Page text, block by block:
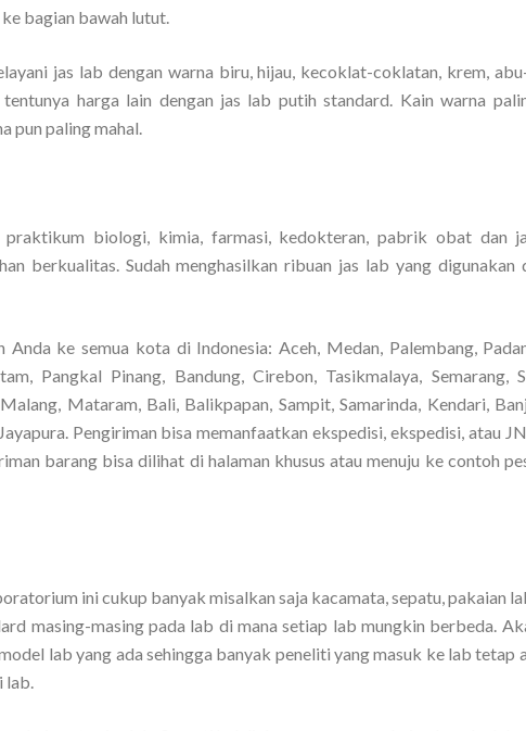
bagian bawah lutut.
jas lab dengan warna biru, hijau, kecoklat-coklatan, krem,
harga lain dengan jas lab putih standard. Kain warna
pun paling mahal.
biologi, kimia, farmasi, kedokteran, pabrik obat dan
berkualitas. Sudah menghasilkan ribuan jas lab yang digunakan
ke semua kota di Indonesia: Aceh, Medan, Palembang,
Pangkal Pinang, Bandung, Cirebon, Tasikmalaya, Semarang,
Mataram, Bali, Balikpapan, Sampit, Samarinda, Kendari,
Pengiriman bisa memanfaatkan ekspedisi, ekspedisi, atau
barang bisa dilihat di halaman khusus atau menuju ke contoh
ini cukup banyak misalkan saja kacamata, sepatu, pakaian
masing-masing pada lab di mana setiap lab mungkin berbeda.
lab yang ada sehingga banyak peneliti yang masuk ke lab tetap
lab.